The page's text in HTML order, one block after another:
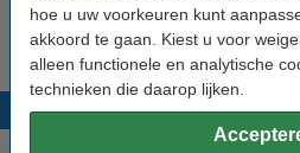
hoe u uw voorkeuren kunt
akkoord te gaan. Kiest u voor
alleen functionele en analytische
technieken die daarop lijken.
€ 9,50
Populaire